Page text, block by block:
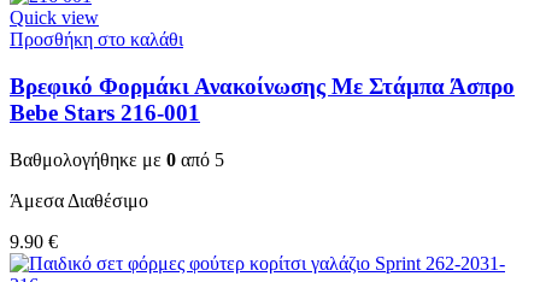
Quick view
Προσθήκη στο καλάθι
Βρεφικό Φορμάκι Ανακοίνωσης Με Στάμπα Άσπρο
Bebe Stars 216-001
Βαθμολογήθηκε με 0 από 5
Άμεσα Διαθέσιμο
9.90 €